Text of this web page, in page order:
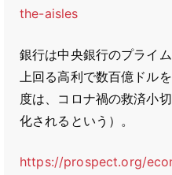
the-aisles
銀行は中央銀行のプライ
上回る高利で数百億ドル
度は、コロナ禍の救済小
化されるという）。
https://prospect.org/